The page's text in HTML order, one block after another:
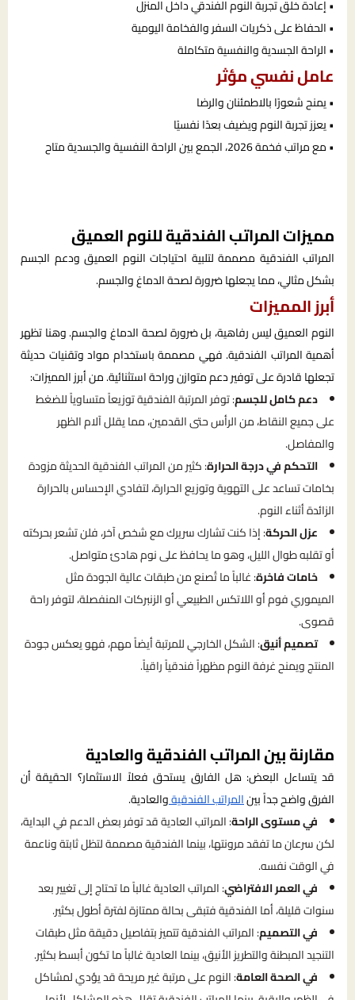
• إعادة خلق تجربة النوم الفندقي داخل المنزل
• الحفاظ على ذكريات السفر والفخامة اليومية
• الراحة الجسدية والنفسية متكاملة
عامل نفسي مؤثر
• يمنح شعورًا بالاطمئنان والرضا
• يعزز تجربة النوم ويضيف بعدًا نفسيًا
• مع مراتب فخمة 2026، الجمع بين الراحة النفسية والجسدية متاح
مميزات المراتب الفندقية للنوم العميق
المراتب الفندقية مصممة لتلبية احتياجات النوم العميق ودعم الجسم
بشكل مثالي، مما يجعلها ضرورة لصحة الدماغ والجسم.
أبرز المميزات
النوم العميق ليس رفاهية، بل ضرورة لصحة الدماغ والجسم. وهنا تظهر
أهمية المراتب الفندقية. فهي مصممة باستخدام مواد وتقنيات حديثة
تجعلها قادرة على توفير دعم متوازن وراحة استثنائية. من أبرز المميزات:
دعم كامل للجسم: توفر المرتبة الفندقية توزيعاً متساوياً للضغط
على جميع النقاط، من الرأس حتى القدمين، مما يقلل آلام الظهر
والمفاصل.
التحكم في درجة الحرارة: كثير من المراتب الفندقية الحديثة مزودة
بخامات تساعد على التهوية وتوزيع الحرارة، لتفادي الإحساس بالحرارة
الزائدة أثناء النوم.
عزل الحركة: إذا كنت تشارك سريرك مع شخص آخر، فلن تشعر بحركته
أو تقلبه طوال الليل، وهو ما يحافظ على نوم هادئ متواصل.
خامات فاخرة: غالباً ما تُصنع من طبقات عالية الجودة مثل
الميموري فوم أو اللاتكس الطبيعي أو الزنبركات المنفصلة، لتوفر راحة
قصوى.
تصميم أنيق: الشكل الخارجي للمرتبة أيضاً مهم، فهو يعكس جودة
المنتج ويمنح غرفة النوم مظهراً فندقياً راقياً.
مقارنة بين المراتب الفندقية والعادية
قد يتساءل البعض: هل الفارق يستحق فعلاً الاستثمار؟ الحقيقة أن
الفرق واضح جداً بينالمراتب الفندقيةوالعادية.
في مستوى الراحة: المراتب العادية قد توفر بعض الدعم في البداية،
لكن سرعان ما تفقد مرونتها، بينما الفندقية مصممة لتظل ثابتة وناعمة
في الوقت نفسه.
في العمر الافتراضي: المراتب العادية غالباً ما تحتاج إلى تغيير بعد
سنوات قليلة، أما الفندقية فتبقى بحالة ممتازة لفترة أطول بكثير.
في التصميم: المراتب الفندقية تتميز بتفاصيل دقيقة مثل طبقات
التنجيد المبطنة والتطريز الأنيق، بينما العادية غالباً ما تكون أبسط بكثير.
في الصحة العامة: النوم على مرتبة غير مريحة قد يؤدي لمشاكل